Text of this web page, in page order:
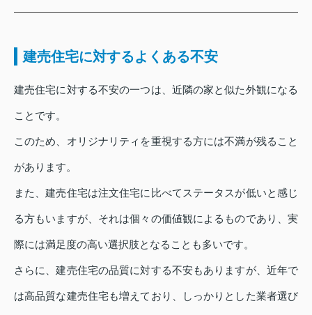
建売住宅に対するよくある不安
建売住宅に対する不安の一つは、近隣の家と似た外観になる
ことです。
このため、オリジナリティを重視する方には不満が残ること
があります。
また、建売住宅は注文住宅に比べてステータスが低いと感じ
る方もいますが、それは個々の価値観によるものであり、実
際には満足度の高い選択肢となることも多いです。
さらに、建売住宅の品質に対する不安もありますが、近年で
は高品質な建売住宅も増えており、しっかりとした業者選び